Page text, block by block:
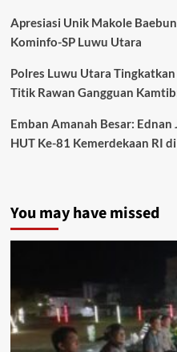
Apresiasi Unik Makole
Kominfo-SP Luwu Utara
Polres Luwu Utara
Titik Rawan Gangguan
Emban Amanah Besar:
HUT Ke-81 Kemerdekaan RI
You may have missed